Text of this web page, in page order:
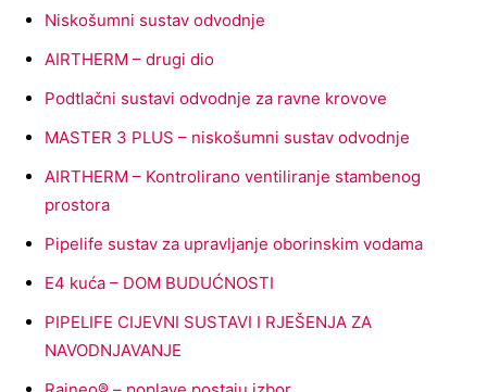
Niskošumni sustav odvodnje
AIRTHERM – drugi dio
Podtlačni sustavi odvodnje za ravne krovove
MASTER 3 PLUS – niskošumni sustav odvodnje
AIRTHERM – Kontrolirano ventiliranje stambenog
prostora
Pipelife sustav za upravljanje oborinskim vodama
E4 kuća – DOM BUDUĆNOSTI
PIPELIFE CIJEVNI SUSTAVI I RJEŠENJA ZA
NAVODNJAVANJE